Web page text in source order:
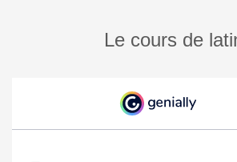
Le cours de